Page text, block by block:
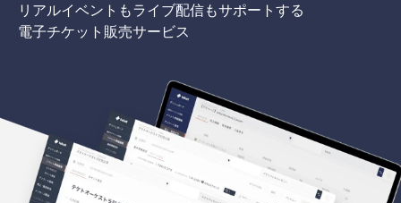
リアルイベントもライブ配信もサポートする
電子チケット販売サービス